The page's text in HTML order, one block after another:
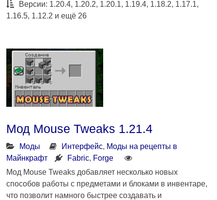
Версии: 1.20.4, 1.20.2, 1.20.1, 1.19.4, 1.18.2, 1.17.1,
1.16.5, 1.12.2 и ещё 26
Мод Mouse Tweaks 1.21.4
Моды Интерфейс, Моды на рецепты в
Майнкрафт
Fabric, Forge
Мод Mouse Tweaks добавляет несколько новых
способов работы с предметами и блоками в инвентаре,
что позволит намного быстрее создавать и